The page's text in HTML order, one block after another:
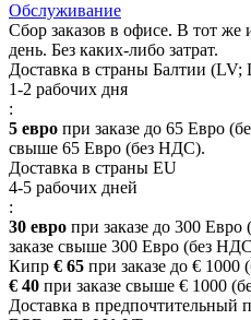
Обслуживание
Сбор заказов в офисе. В тот
день. Без каких-либо затрат.
Доставка в страны Балтии (LV;
1-2 рабочих дня
:
5 евро при заказе до 65 Евро
свыше 65 Евро (без НДС).
Доставка в страны EU
4-5 рабочих дней
:
30 евро при заказе до 300
заказе свыше 300 Евро (без
Кипр € 65 при заказе до €
€ 40 при заказе свыше € 1000
Доставка в предпочтительный